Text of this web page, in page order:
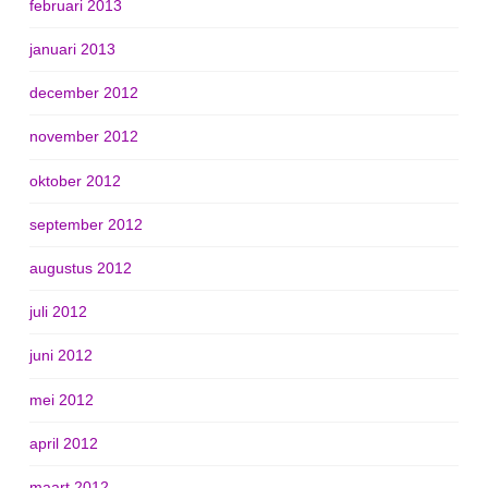
februari 2013
januari 2013
december 2012
november 2012
oktober 2012
september 2012
augustus 2012
juli 2012
juni 2012
mei 2012
april 2012